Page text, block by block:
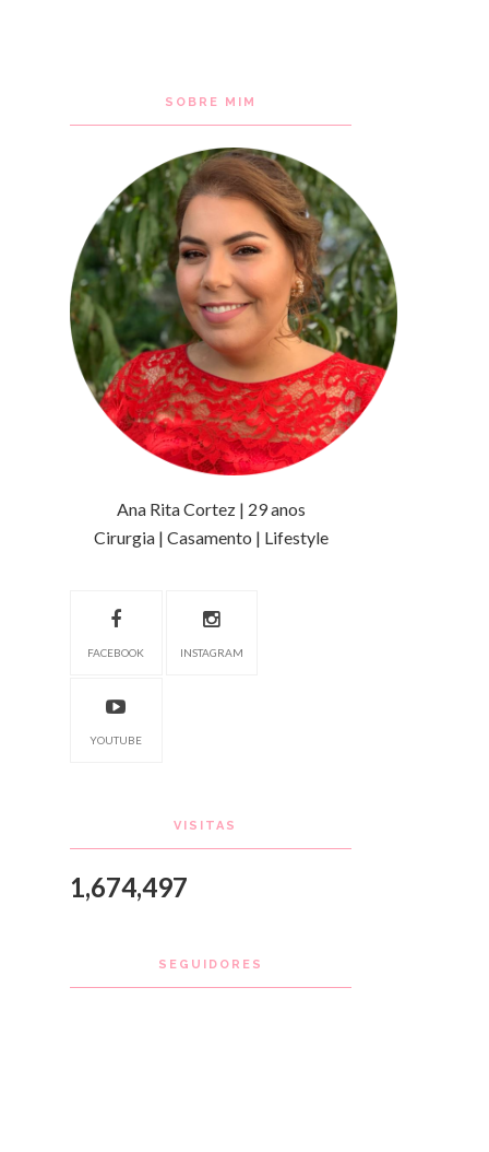
SOBRE MIM
Ana Rita Cortez | 29 anos
Cirurgia | Casamento | Lifestyle
FACEBOOK INSTAGRAM
YOUTUBE
VISITAS
1,674,497
SEGUIDORES